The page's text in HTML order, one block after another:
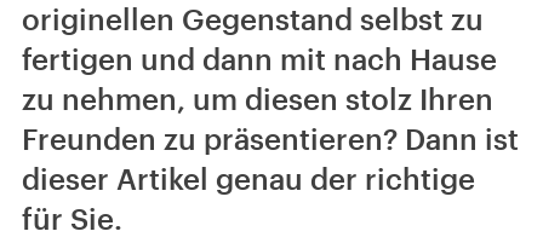
originellen Gegenstand selbst zu
fertigen und dann mit nach Hause
zu nehmen, um diesen stolz Ihren
Freunden zu präsentieren? Dann ist
dieser Artikel genau der richtige
für Sie.